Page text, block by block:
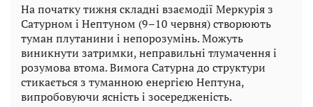
На початку тижня складні взаємодії Меркурія з
Сатурном і Нептуном (9–10 червня) створюють
туман плутанини і непорозумінь. Можуть
виникнути затримки, неправильні тлумачення і
розумова втома. Вимога Сатурна до структури
стикається з туманною енергією Нептуна,
випробовуючи ясність і зосередженість.